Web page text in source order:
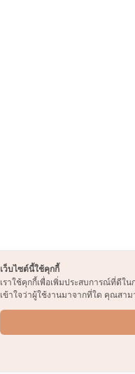
เว็บไซต์นี้ใช้คุกกี้
เราใช้คุกกี้เพื่อเพิ่มประสบการณ์ที่ดีใ
เข้าใจว่าผู้ใช้งานมาจากที่ใด คุณสา